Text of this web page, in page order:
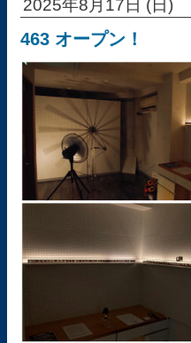
2025年8月17日 (日)
463 オープン！